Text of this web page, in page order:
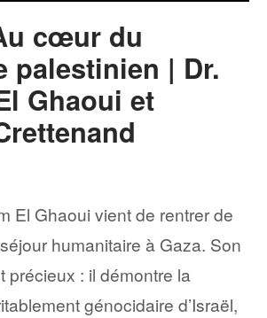
cœur du
palestinien | Dr.
Ghaoui et
El Ghaoui vient de rentrer de
humanitaire à Gaza. Son
précieux : il démontre la
génocidaire d’Israël,